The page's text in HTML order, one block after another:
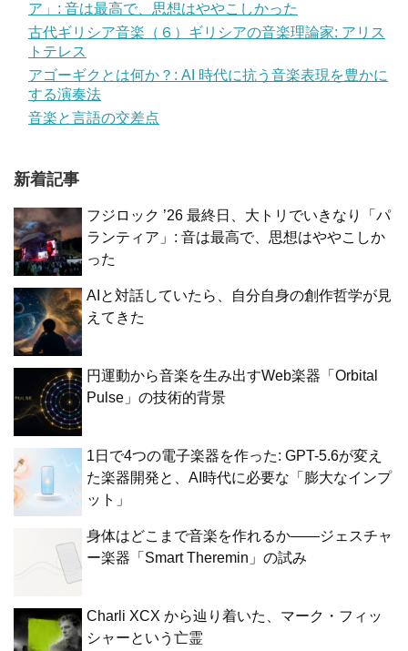
ア」: 音は最高で、思想はややこしかった
古代ギリシア音楽（６）ギリシアの音楽理論家: アリス
トテレス
アゴーギクとは何か？: AI 時代に抗う音楽表現を豊かに
する演奏法
音楽と言語の交差点
新着記事
フジロック ’26 最終日、大トリでいきなり「パ
ランティア」: 音は最高で、思想はややこしか
った
AIと対話していたら、自分自身の創作哲学が見
えてきた
円運動から音楽を生み出すWeb楽器「Orbital
Pulse」の技術的背景
1日で4つの電子楽器を作った: GPT-5.6が変え
た楽器開発と、AI時代に必要な「膨大なインプ
ット」
身体はどこまで音楽を作れるか——ジェスチャ
ー楽器「Smart Theremin」の試み
Charli XCX から辿り着いた、マーク・フィッ
シャーという亡霊